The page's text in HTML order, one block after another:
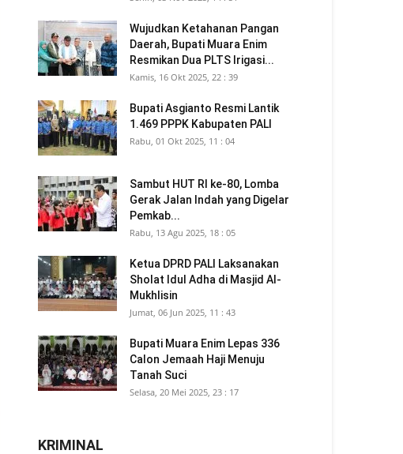
Wujudkan Ketahanan Pangan
Daerah, Bupati Muara Enim
Resmikan Dua PLTS Irigasi...
Kamis, 16 Okt 2025, 22 : 39
Bupati Asgianto Resmi Lantik
1.469 PPPK Kabupaten PALI
Rabu, 01 Okt 2025, 11 : 04
Sambut HUT RI ke-80, Lomba
Gerak Jalan Indah yang Digelar
Pemkab...
Rabu, 13 Agu 2025, 18 : 05
Ketua DPRD PALI Laksanakan
Sholat Idul Adha di Masjid Al-
Mukhlisin
Jumat, 06 Jun 2025, 11 : 43
Bupati Muara Enim Lepas 336
Calon Jemaah Haji Menuju
Tanah Suci
Selasa, 20 Mei 2025, 23 : 17
KRIMINAL